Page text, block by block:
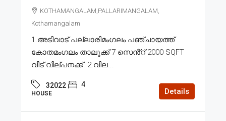
KOTHAMANGALAM,PALLARIMANGALAM,
Kothamangalam
1.അടിവാട് പല്ലാരിമംഗലം പഞ്ചായത്ത്
കോതമംഗലം താലൂക്ക് 7 സെൻ്റ് 2000 SQFT
വീട് വില്പനക്ക്. 2.വില...
32022 4
HOUSE Details